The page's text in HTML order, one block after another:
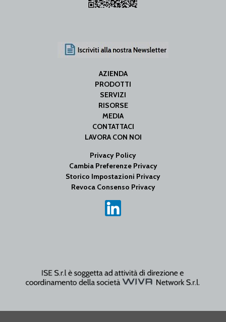
AZIENDA
PRODOTTI
SERVIZI
RISORSE
MEDIA
CONTATTACI
LAVORA CON NOI
Privacy Policy
Cambia Preferenze Privacy
Storico Impostazioni Privacy
Revoca Consenso Privacy